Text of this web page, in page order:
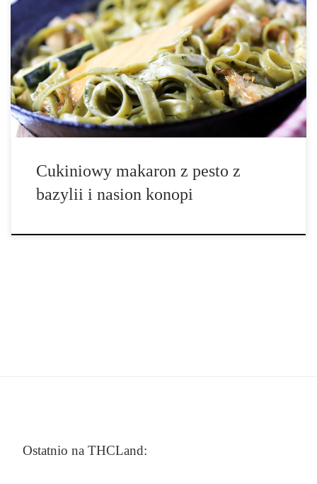
Zwiększ spożycie warzyw włączając w swoją dietę ten prosty
przepis na makaron i pesto z bazylii i nasion konopi. Do
wykonania makaronu potrzebujesz spiralizera. Spiralizer jest tanim
narzędziem obracającym warzywo poprzez jeden z wybranych
przez nas noży, który tnie warzywa […]
Cukiniowy makaron z pesto z
bazylii i nasion konopi
Ostatnio na THCLand: